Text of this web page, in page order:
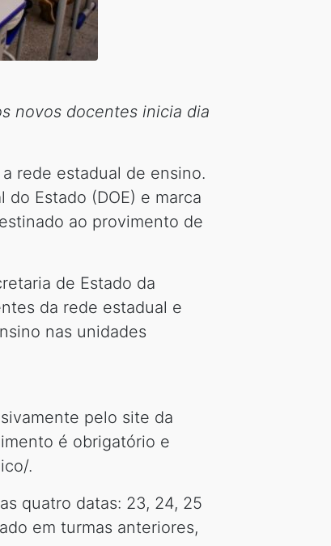
novos docentes inicia dia
rede estadual de ensino.
Estado (DOE) e marca
ao provimento de
de Estado da
da rede estadual e
nas unidades
pelo site da
é obrigatório e
.
quatro datas: 23, 24, 25
em turmas anteriores,